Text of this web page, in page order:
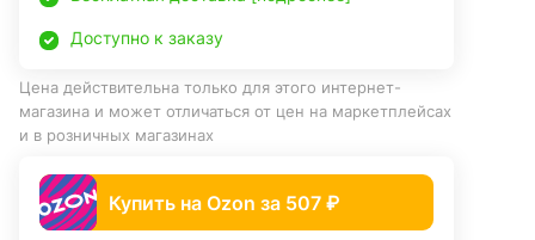
Доступно к заказу
Цена действительна только для этого интернет-
магазина и может отличаться от цен на маркетплейсах
и в розничных магазинах
Купить на Ozon за 507 ₽